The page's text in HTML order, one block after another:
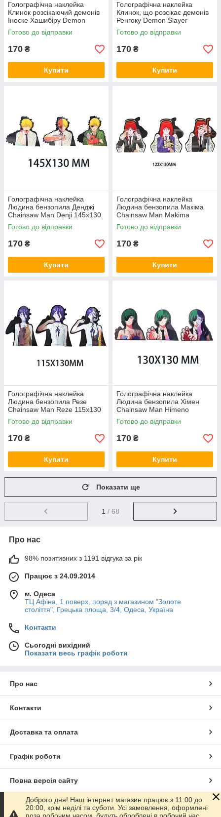
Голографічна наклейка
Клинок розсікаючий демонів
Іноске Хашибіру Demon
Slayer Inosuke Hashibira
110x135 мм
Готово до відправки
170 ₴
Купити
Голографічна наклейка
Клинок, що розсікає демонів
Ренгоку Demon Slayer
Rengoku
Готово до відправки
170 ₴
Купити
Голографічна наклейка
Людина бензопила Денджі
Chainsaw Man Denji 145x130
мм
Готово до відправки
170 ₴
Купити
Голографічна наклейка
Людина бензопила Макіма
Chainsaw Man Makima
122x130 мм
Готово до відправки
170 ₴
Купити
Голографічна наклейка
Людина бензопила Резе
Chainsaw Man Reze 115x130
мм
Готово до відправки
170 ₴
Купити
Голографічна наклейка
Людина бензопила Хімен
Chainsaw Man Himeno
130x130 мм
Готово до відправки
170 ₴
Купити
Показати ще
1 / 68
Про нас
98% позитивних з 1191 відгука за рік
Працює з 24.09.2014
м. Одеса
ТЦ Афіна, 1 поверх, поряд з магазином "Золоте
століття", Грецька площа, 3/4, Одеса, Україна
Контакти
Сьогодні вихідний
Показати весь графік роботи
Про нас
Контакти
Доставка та оплата
Графік роботи
Повна версія сайту
Сайт створено на маркетплейсіProm.ua
Доброго дня! Наш інтернет магазин працює з 11:00 до
20:00, крім неділі та суботи. Усі замовлення, оформлені